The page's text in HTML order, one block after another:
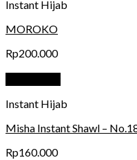
Instant Hijab
MOROKO
Rp200.000
Instant Hijab
Misha Instant Shawl –
Rp160.000